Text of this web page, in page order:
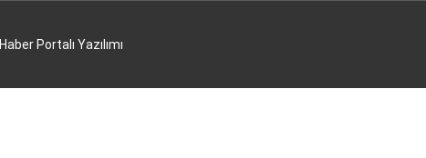
Haber Portalı Yazılımı